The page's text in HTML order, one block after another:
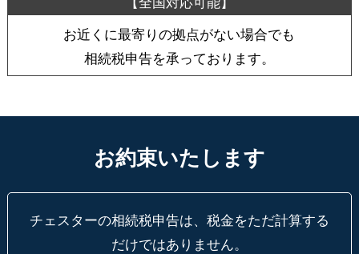
お近くに最寄りの拠点がない場合でも
相続税申告を承っております。
お約束いたします
チェスターの相続税申告は、税金をただ計算する
だけではありません。